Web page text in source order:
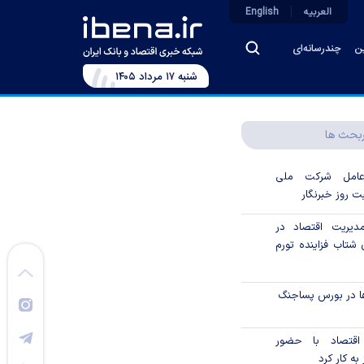
چندرسانه‌ای
العربیه English
شنبه ۱۷ مرداد ۱۴۰۵
ها
شرکت ملی
روز خبرنگار
اقتصاد در
فزاینده تورم
در بورس پساجنگ
اقتصاد با حضور
کار کرد